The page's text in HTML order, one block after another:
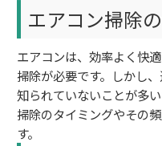
エアコン掃除
エアコンは、効率よく快
掃除が必要です。しかし
知られていないことが多
掃除のタイミングやその
す。